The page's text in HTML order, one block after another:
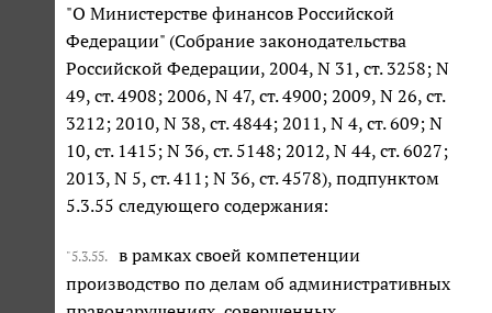
"О Министерстве финансов Российской
Федерации" (Собрание законодательства
Российской Федерации, 2004, N 31, ст. 3258; N
49, ст. 4908; 2006, N 47, ст. 4900; 2009, N 26, ст.
3212; 2010, N 38, ст. 4844; 2011, N 4, ст. 609; N
10, ст. 1415; N 36, ст. 5148; 2012, N 44, ст. 6027;
2013, N 5, ст. 411; N 36, ст. 4578), подпунктом
5.3.55 следующего содержания:
"5.3.55.
в рамках своей компетенции
производство по делам об административных